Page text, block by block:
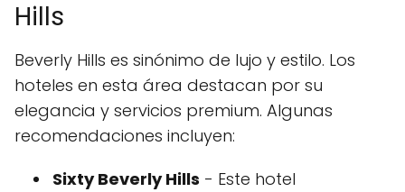
Hills
Beverly Hills es sinónimo de lujo y estilo. Los
hoteles en esta área destacan por su
elegancia y servicios premium. Algunas
recomendaciones incluyen:
Sixty Beverly Hills - Este hotel